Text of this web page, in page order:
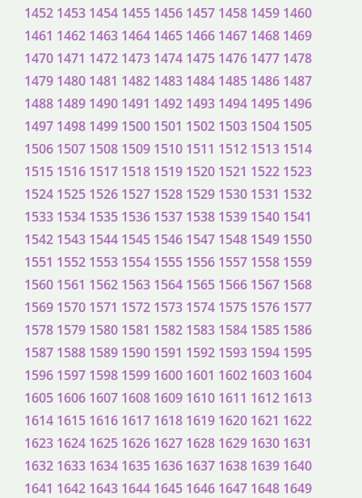
1452 1453 1454 1455 1456 1457 1458 1459 1460
1461 1462 1463 1464 1465 1466 1467 1468 1469
1470 1471 1472 1473 1474 1475 1476 1477 1478
1479 1480 1481 1482 1483 1484 1485 1486 1487
1488 1489 1490 1491 1492 1493 1494 1495 1496
1497 1498 1499 1500 1501 1502 1503 1504 1505
1506 1507 1508 1509 1510 1511 1512 1513 1514
1515 1516 1517 1518 1519 1520 1521 1522 1523
1524 1525 1526 1527 1528 1529 1530 1531 1532
1533 1534 1535 1536 1537 1538 1539 1540 1541
1542 1543 1544 1545 1546 1547 1548 1549 1550
1551 1552 1553 1554 1555 1556 1557 1558 1559
1560 1561 1562 1563 1564 1565 1566 1567 1568
1569 1570 1571 1572 1573 1574 1575 1576 1577
1578 1579 1580 1581 1582 1583 1584 1585 1586
1587 1588 1589 1590 1591 1592 1593 1594 1595
1596 1597 1598 1599 1600 1601 1602 1603 1604
1605 1606 1607 1608 1609 1610 1611 1612 1613
1614 1615 1616 1617 1618 1619 1620 1621 1622
1623 1624 1625 1626 1627 1628 1629 1630 1631
1632 1633 1634 1635 1636 1637 1638 1639 1640
1641 1642 1643 1644 1645 1646 1647 1648 1649